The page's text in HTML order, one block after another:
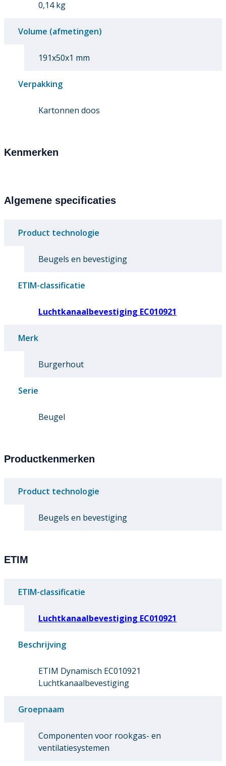
0,14 kg
Volume (afmetingen)
191x50x1 mm
Verpakking
Kartonnen doos
Kenmerken
Algemene specificaties
Product technologie
Beugels en bevestiging
ETIM-classificatie
Luchtkanaalbevestiging EC010921
Merk
Burgerhout
Serie
Beugel
Productkenmerken
Product technologie
Beugels en bevestiging
ETIM
ETIM-classificatie
Luchtkanaalbevestiging EC010921
Beschrijving
ETIM Dynamisch EC010921
Luchtkanaalbevestiging
Groepnaam
Componenten voor rookgas- en
ventilatiesystemen